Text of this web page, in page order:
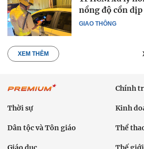
GIAO THÔNG
nồng độ cồn
XEM THÊM
Chính
Thời sự Kinh
Dân tộc và Tôn giáo Thể